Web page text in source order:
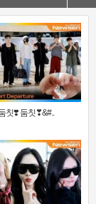
칫❣️ 둠칫❣&#..